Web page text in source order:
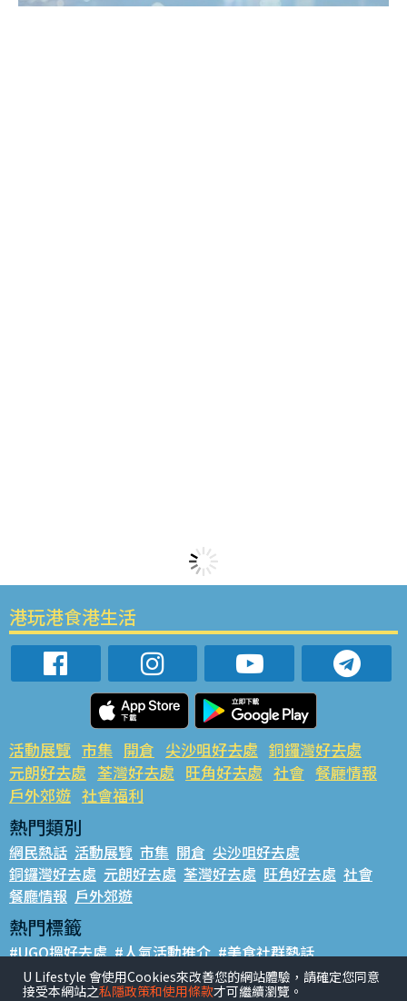
港玩港食港生活
活動展覽 市集 開倉 尖沙咀好去處 銅鑼灣好去處
元朗好去處 荃灣好去處 旺角好去處 社會 餐廳情報
戶外郊遊 社會福利
熱門類別
網民熱話 活動展覽 市集 開倉 尖沙咀好去處
銅鑼灣好去處 元朗好去處 荃灣好去處 旺角好去處 社會
餐廳情報 戶外郊遊
熱門標籤
#UGO搵好去處 #人氣活動推介 #美食社群熱話
#親子玩樂好去處 #ULifestyle應用程式 #限時搶
#UJetso禮物放送 #ULifestyle商戶中心 #著數
U Lifestyle 會使用Cookies來改善您的網站體驗，請確定您同意
接受本網站之私隱政策和使用條款才可繼續瀏覽。